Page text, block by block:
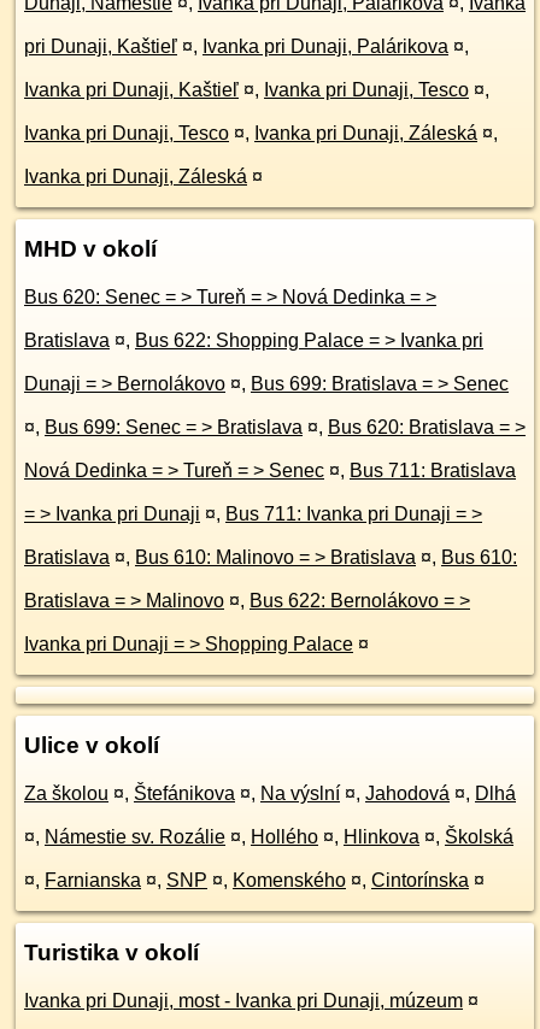
pri Dunaji, Kaštieľ ¤, Ivanka pri Dunaji, Palárikova ¤,
Ivanka pri Dunaji, Kaštieľ ¤, Ivanka pri Dunaji, Tesco ¤,
Ivanka pri Dunaji, Tesco ¤, Ivanka pri Dunaji, Záleská ¤,
Ivanka pri Dunaji, Záleská ¤
MHD v okolí
Bus 620: Senec = > Tureň = > Nová Dedinka = >
Bratislava ¤, Bus 622: Shopping Palace = > Ivanka pri
Dunaji = > Bernolákovo ¤, Bus 699: Bratislava = > Senec
¤, Bus 699: Senec = > Bratislava ¤, Bus 620: Bratislava = >
Nová Dedinka = > Tureň = > Senec ¤, Bus 711: Bratislava
= > Ivanka pri Dunaji ¤, Bus 711: Ivanka pri Dunaji = >
Bratislava ¤, Bus 610: Malinovo = > Bratislava ¤, Bus 610:
Bratislava = > Malinovo ¤, Bus 622: Bernolákovo = >
Ivanka pri Dunaji = > Shopping Palace ¤
Ulice v okolí
Za školou ¤, Štefánikova ¤, Na výslní ¤, Jahodová ¤, Dlhá
¤, Námestie sv. Rozálie ¤, Hollého ¤, Hlinkova ¤, Školská
¤, Farnianska ¤, SNP ¤, Komenského ¤, Cintorínska ¤
Turistika v okolí
Ivanka pri Dunaji, most - Ivanka pri Dunaji, múzeum ¤